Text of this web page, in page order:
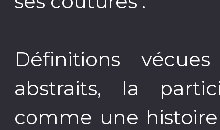
Définitions
abstraits, la
comme une